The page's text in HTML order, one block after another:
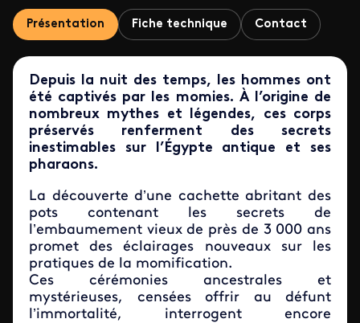
Présentation Fiche technique Contact
Depuis la nuit des temps, les hommes ont
été captivés par les momies. À l’origine de
nombreux mythes et légendes, ces corps
préservés renferment des secrets
inestimables sur l’Égypte antique et ses
pharaons.
La découverte d’une cachette abritant des
pots contenant les secrets de
l’embaumement vieux de près de 3 000 ans
promet des éclairages nouveaux sur les
pratiques de la momification.
Ces cérémonies ancestrales et
mystérieuses, censées offrir au défunt
l’immortalité, interrogent encore